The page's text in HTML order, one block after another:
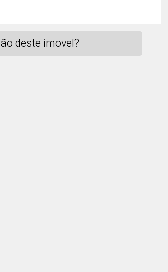
deste imovel?